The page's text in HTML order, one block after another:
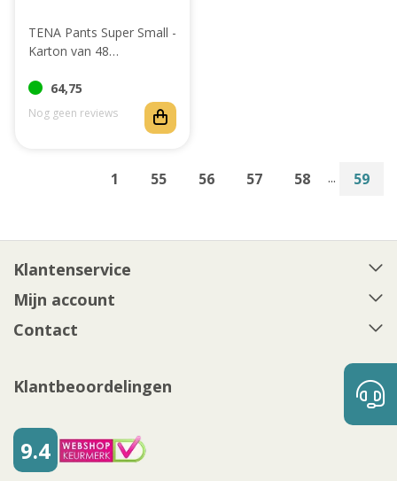
TENA Pants Super Small -
Karton van 48
64,75
Nog geen reviews
1 55 56 57 58 ... 59
Klantenservice
Mijn account
Contact
Klantbeoordelingen
9.4